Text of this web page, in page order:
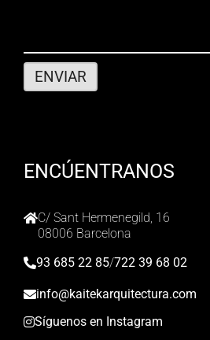
ENCÚENTRANOS
C/ Sant Hermenegild, 16
08006 Barcelona
93 685 22 85/722 39 68 02
info@kaitekarquitectura.com
Síguenos en Instagram